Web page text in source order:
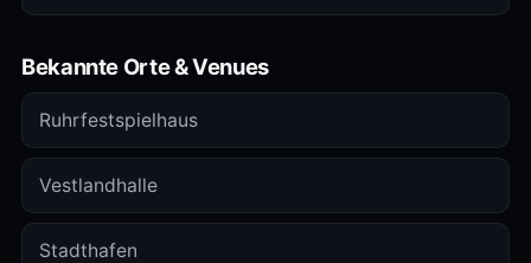
Bekannte Orte & Venues
Ruhrfestspielhaus
Vestlandhalle
Stadthafen